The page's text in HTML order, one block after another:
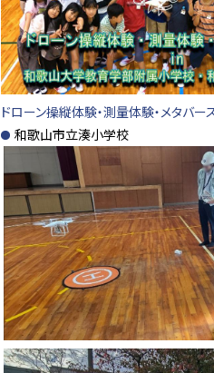
ドローン操縦体験・測量体験・メタバ
和歌山市立湊小学校